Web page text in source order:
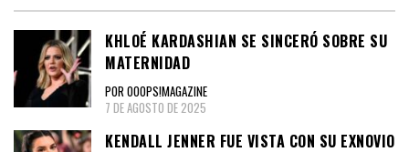
KHLOÉ KARDASHIAN SE SINCERÓ SOBRE SU
MATERNIDAD
POR OOOPS!MAGAZINE
7 DE AGOSTO DE 2025
KENDALL JENNER FUE VISTA CON SU EXNOVIO